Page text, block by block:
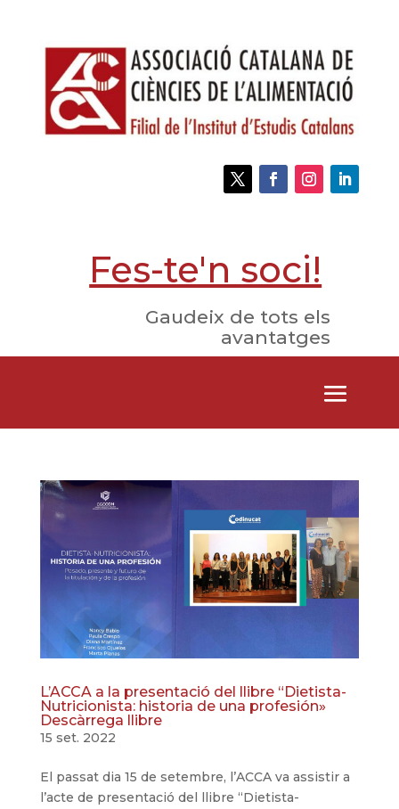
Fes-te'n soci!
Gaudeix de tots els
avantatges
L’ACCA a la presentació del llibre “Dietista-
Nutricionista: historia de una profesión»
Descàrrega llibre
15 set. 2022
El passat dia 15 de setembre, l’ACCA va assistir a
l’acte de presentació del llibre “Dietista-